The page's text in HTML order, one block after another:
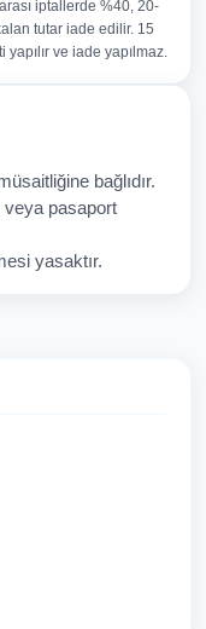
Gönder
iptallerde %40, 20-
tutar iade edilir. 15
ve iade yapılmaz.
bağlıdır.
veya pasaport
yasaktır.